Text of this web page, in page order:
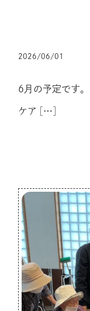
2026/06/01
6月の予定です。
ケア […]